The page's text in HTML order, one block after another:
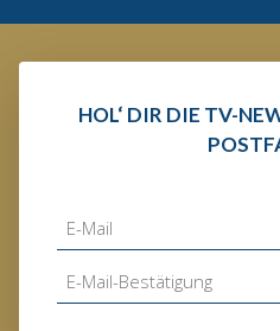
HOL‘ DIR DIE TV-